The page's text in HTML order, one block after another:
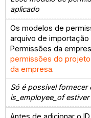
aplicado
Os modelos de
arquivo de
Permissões da
permissões do projeto
da empresa.
Só é possível
is_employee_of
Antes de adicionar o